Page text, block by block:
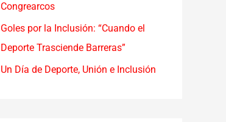
Congrearcos
Goles por la Inclusión: “Cuando el
Deporte Trasciende Barreras”
Un Día de Deporte, Unión e Inclusión